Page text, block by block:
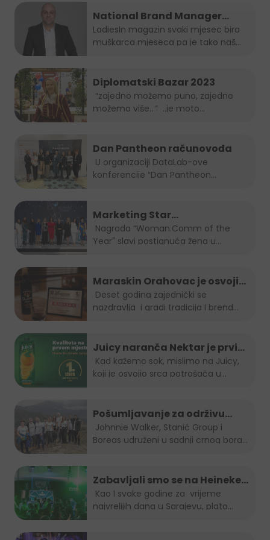
National Brand Manager
Juicy-ja je muškarac mjeseca
po izboru LadiesIn magazina!
LadiesIn magazin svaki mjesec bira
muškarca mjeseca pa je tako naš...
Diplomatski Bazar 2023
možemo više…“ ..je moto
Dan Pantheon računovođa
konferencije “Dan Pantheon
Marketing Star
Woman.Comm of the Year za
2023 je naša direktorica Amra
Year" slavi postignuća žena u...
Maraskin Orahovac je osvojio
zlatnu plaketu na Spirit fest-u
2023
nazdravlja i gradi tradicija I brend...
Juicy naranča Nektar je prvi
izbor potrošača u BiH
koji je osvojio srca potrošača u
Pošumljavanje za održivu
budućnost
Boreas udruženi u sadnji crnog bora...
Zabavljali smo se na Heineken
Summer lounge-u
najvrelijih dana u Sarajevu, plato...